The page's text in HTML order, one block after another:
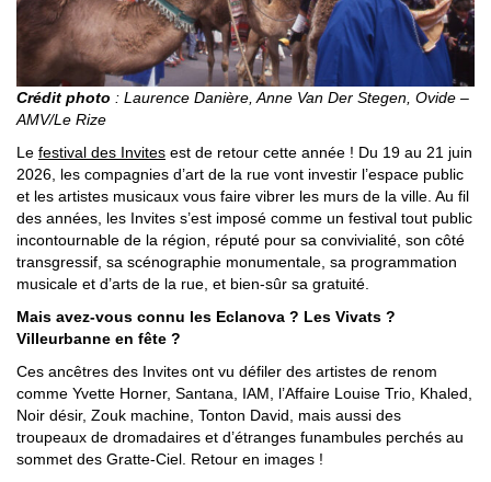
Crédit photo : Laurence Danière, Anne Van Der Stegen, Ovide –
AMV/Le Rize
Le festival des Invites est de retour cette année ! Du 19 au 21 juin
2026, les compagnies d’art de la rue vont investir l’espace public
et les artistes musicaux vous faire vibrer les murs de la ville. Au fil
des années, les Invites s’est imposé comme un festival tout public
incontournable de la région, réputé pour sa convivialité, son côté
transgressif, sa scénographie monumentale, sa programmation
musicale et d’arts de la rue, et bien-sûr sa gratuité.
Mais avez-vous connu les Eclanova ? Les Vivats ?
Villeurbanne en fête ?
Ces ancêtres des Invites ont vu défiler des artistes de renom
comme Yvette Horner, Santana, IAM, l’Affaire Louise Trio, Khaled,
Noir désir, Zouk machine, Tonton David, mais aussi des
troupeaux de dromadaires et d’étranges funambules perchés au
sommet des Gratte-Ciel. Retour en images !